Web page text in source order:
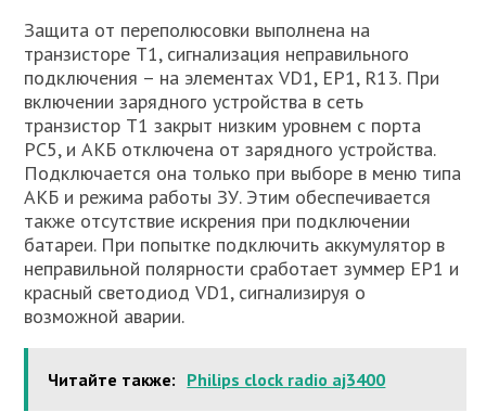
Защита от переполюсовки выполнена на
транзисторе Т1, сигнализация неправильного
подключения – на элементах VD1, EP1, R13. При
включении зарядного устройства в сеть
транзистор Т1 закрыт низким уровнем с порта
РС5, и АКБ отключена от зарядного устройства.
Подключается она только при выборе в меню типа
АКБ и режима работы ЗУ. Этим обеспечивается
также отсутствие искрения при подключении
батареи. При попытке подключить аккумулятор в
неправильной полярности сработает зуммер ЕР1 и
красный светодиод VD1, сигнализируя о
возможной аварии.
Читайте также: Philips clock radio aj3400